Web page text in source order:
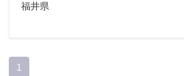
福井県
1